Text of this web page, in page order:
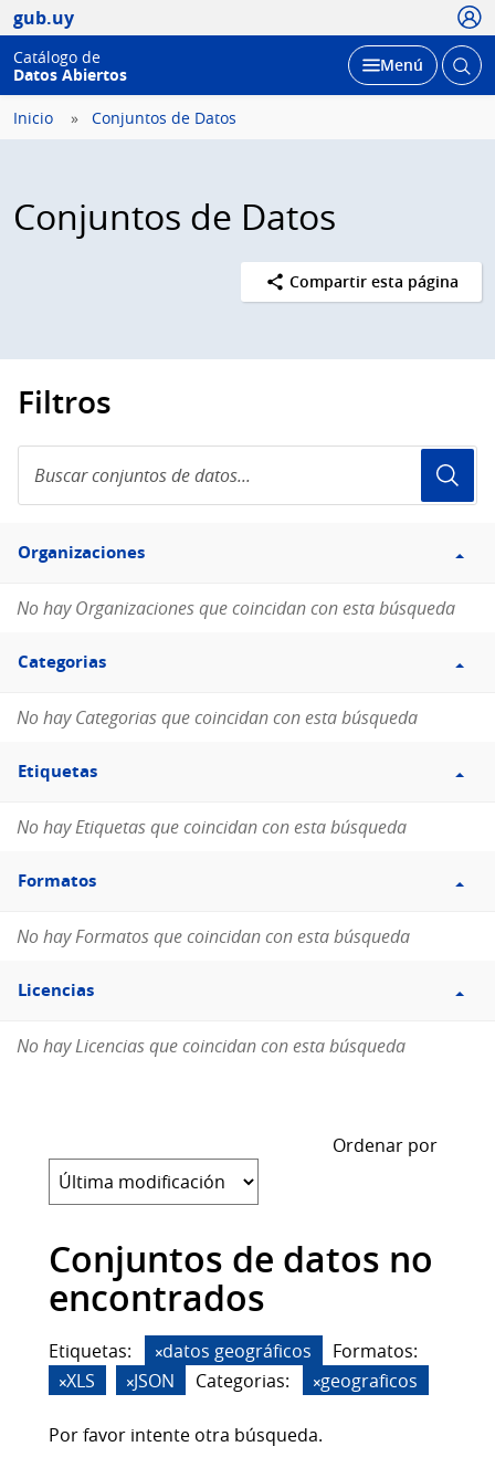
gub.uy
Catálogo de
Datos Abiertos
Desplegar
Menú Abrir
Inicio Conjuntos de Datos
Conjuntos de Datos
Compartir esta página
Filtros
conjuntos
de
Filtro
Organizaciones
Organizaciones
No hay Organizaciones que coincidan con esta búsqueda
Filtro
Categorias
Categorias
No hay Categorias que coincidan con esta búsqueda
Filtro
Etiquetas
Etiquetas
No hay Etiquetas que coincidan con esta búsqueda
Filtro
Formatos
Formatos
No hay Formatos que coincidan con esta búsqueda
Filtro
Licencias
Licencias
No hay Licencias que coincidan con esta búsqueda
Ordenar por
Conjuntos de datos no
encontrados
Etiquetas: datos geográficos
Formatos:
XLS
JSON Categorias: geograficos
Por favor intente otra búsqueda.